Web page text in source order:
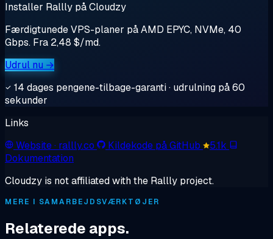
Installer Rallly på Cloudzy
Færdigtunede VPS-planer på AMD EPYC, NVMe, 40
Gbps. Fra 2,48 $/md.
Udrul nu →
14 dages pengene-tilbage-garanti · udrulning på 60
sekunder
Links
Website· rallly.co Kildekode på GitHub
5.1k
Dokumentation
Cloudzy is not affiliated with the Rallly project.
MERE I SAMARBEJDSVÆRKTØJER
Relaterede apps.